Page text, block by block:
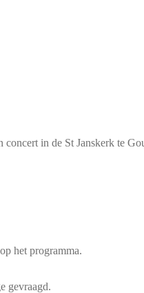
concert in de St Janskerk te
het programma.
gevraagd.